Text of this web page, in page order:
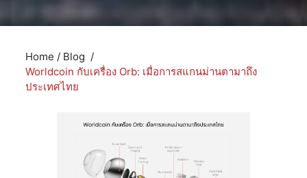
Home / Blog /
Worldcoin กับเครื่อง Orb: เมื่อการสแกนม่านตามาถึง
ประเทศไทย